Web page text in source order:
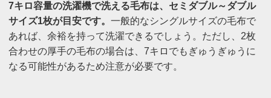
7キロ容量の洗濯機で洗える毛布は、セミダブル～ダブル
サイズ1枚が目安です。 一般的なシングルサイズの毛布で
あれば、余裕を持って洗濯できるでしょう。ただし、2枚
合わせの厚手の毛布の場合は、7キロでもぎゅうぎゅうに
なる可能性があるため注意が必要です。